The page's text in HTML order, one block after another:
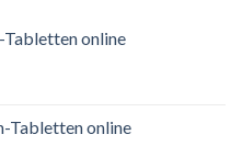
Tabletten online
Tabletten online